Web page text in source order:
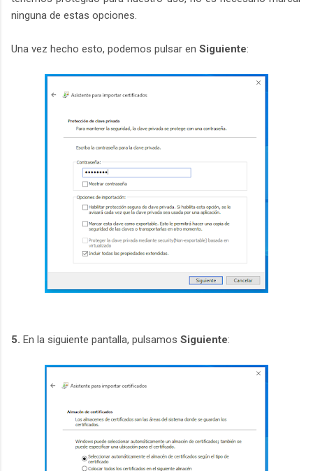
ninguna de estas opciones.
Una vez hecho esto, podemos pulsar en Siguiente:
5. En la siguiente pantalla, pulsamos Siguiente: